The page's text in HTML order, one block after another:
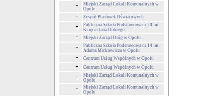
Miejski Zarząd Lokali Komunalnych w
Opolu
Zespół Placówek Oświatowych
Publiczna Szkoła Podstawowa nr 20 im.
Księcia Jana Dobrego
Miejski Zarząd Dróg w Opolu
Publiczna Szkoła Podstawowa nr 14 im.
Adama Mickiewicza w Opolu
Centrum Usług Wspólnych w Opolu
Centrum Usług Wspólnych w Opolu
Miejski Zarząd Lokali Komunalnych w
Opolu
Miejski Zarząd Lokali Komunalnych w
Opolu